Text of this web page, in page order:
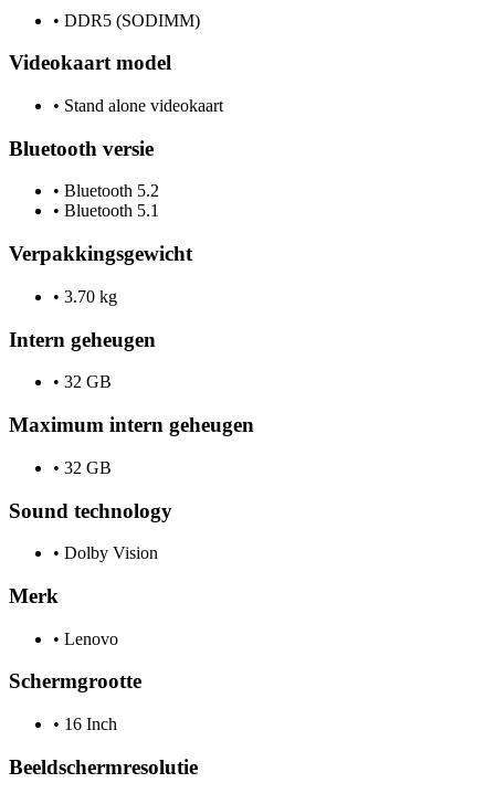
• DDR5 (SODIMM)
Videokaart model
• Stand alone videokaart
Bluetooth versie
• Bluetooth 5.2
• Bluetooth 5.1
Verpakkingsgewicht
• 3.70 kg
Intern geheugen
• 32 GB
Maximum intern geheugen
• 32 GB
Sound technology
• Dolby Vision
Merk
• Lenovo
Schermgrootte
• 16 Inch
Beeldschermresolutie